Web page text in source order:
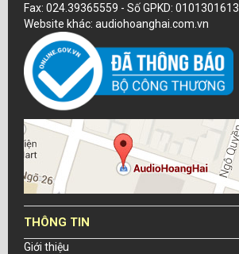
Fax: 024.39365559 - Số GPKD: 0101301613
Website khác: audiohoanghai.com.vn
THÔNG TIN
Giới thiệu